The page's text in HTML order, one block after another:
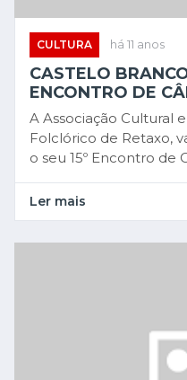
CULTURA há 11 anos
CASTELO
ENCONTRO DE
A Associação Cultural
Folclórico de Retaxo,
o seu 15º Encontro de
Ler mais